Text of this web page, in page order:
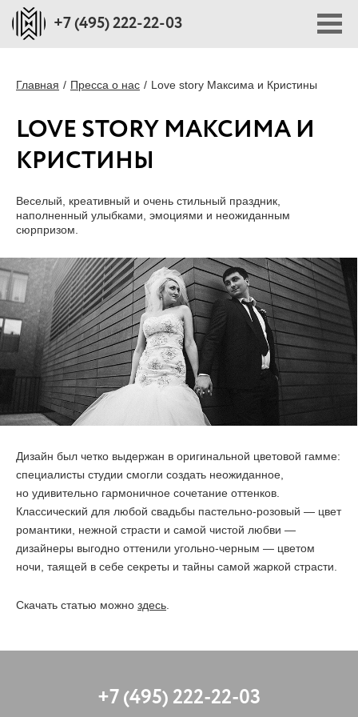
+7 (495) 222-22-03
ПЛОЩАДКИ
О НАС
ПРЕССА О НАС
ОТЗЫВЫ
Главная Пресса о нас Love story Максима и Кристины
LOVE STORY МАКСИМА И
КРИСТИНЫ
Веселый, креативный и очень стильный праздник,
наполненный улыбками, эмоциями и неожиданным
сюрпризом.
Дизайн был четко выдержан в оригинальной цветовой гамме:
специалисты студии смогли создать неожиданное,
но удивительно гармоничное сочетание оттенков.
Классический для любой свадьбы пастельно-розовый — цвет
романтики, нежной страсти и самой чистой любви —
дизайнеры выгодно оттенили угольно-черным — цветом
ночи, таящей в себе секреты и тайны самой жаркой страсти.
Скачать статью можно здесь
+7 (495) 222-22-03